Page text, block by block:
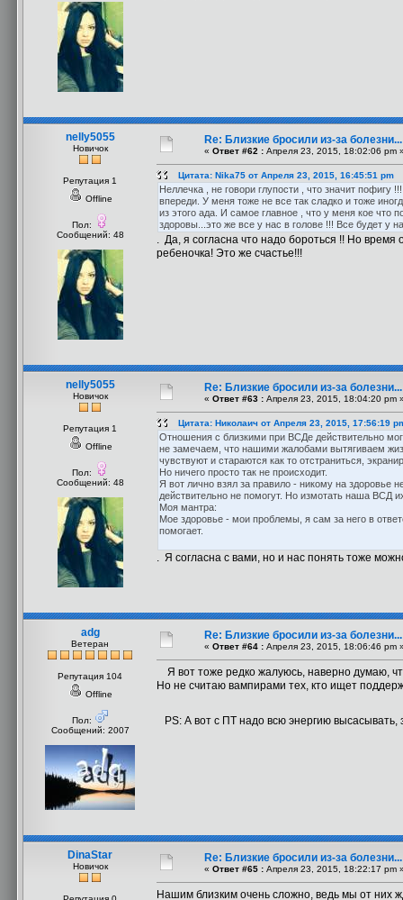
nelly5055
Новичок
Репутация 1
Offline
Пол:
Сообщений: 48
Re: Близкие бросили из-за
« Ответ #62 : Апреля 23, 2015, 18:02:06 pm
Цитата: Nika75 от Апреля 23, 2015, 16:45:51 pm
Неллечка , не говори глупости , что значит
впереди. У меня тоже не все так сладко и тоже
из этого ада. И самое главное , что у меня кое что
здоровы...это же все у нас в голове !!! Все будет у
. Да, я согласна что надо бороться !! Но
ребеночка! Это же счастье!!!
nelly5055
Новичок
Репутация 1
Offline
Пол:
Сообщений: 48
Re: Близкие бросили из-за
« Ответ #63 : Апреля 23, 2015, 18:04:20 pm
Цитата: Николаич от Апреля 23, 2015, 17:56:19
Отношения с близкими при ВСДе действительно
не замечаем, что нашими жалобами вытягиваем
чувствуют и стараются как то отстраниться,
Но ничего просто так не происходит.
Я вот лично взял за правило - никому на
действительно не помогут. Но измотать наша ВСД
Моя мантра:
Мое здоровье - мои проблемы, я сам за него в
помогает.
. Я согласна с вами, но и нас понять тоже
adg
Ветеран
Репутация 104
Offline
Пол:
Сообщений: 2007
Re: Близкие бросили из-за
« Ответ #64 : Апреля 23, 2015, 18:06:46 pm
Я вот тоже редко жалуюсь, наверно думаю,
Но не считаю вампирами тех, кто ищет
PS: А вот с ПТ надо всю энергию высасывать,
DinaStar
Новичок
Re: Близкие бросили из-за
« Ответ #65 : Апреля 23, 2015, 18:22:17 pm
Нашим близким очень сложно, ведь мы от них